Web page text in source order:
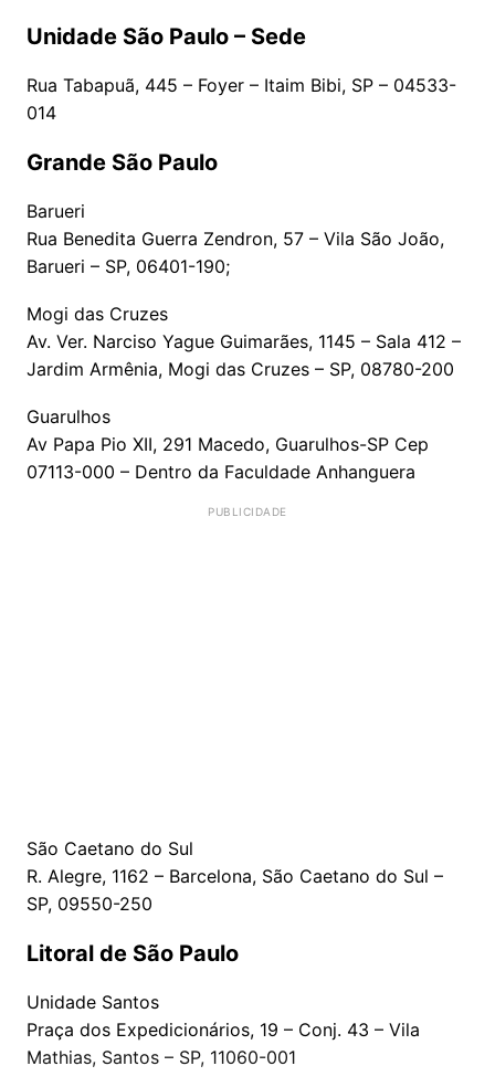
Unidade São Paulo – Sede
Rua Tabapuã, 445 – Foyer – Itaim Bibi, SP – 04533-
014
Grande São Paulo
Barueri
Rua Benedita Guerra Zendron, 57 – Vila São João,
Barueri – SP, 06401-190;
Mogi das Cruzes
Av. Ver. Narciso Yague Guimarães, 1145 – Sala 412 –
Jardim Armênia, Mogi das Cruzes – SP, 08780-200
Guarulhos
Av Papa Pio XII, 291 Macedo, Guarulhos-SP Cep
07113-000 – Dentro da Faculdade Anhanguera
São Caetano do Sul
R. Alegre, 1162 – Barcelona, São Caetano do Sul –
SP, 09550-250
Litoral de São Paulo
Unidade Santos
Praça dos Expedicionários, 19 – Conj. 43 – Vila
Mathias, Santos – SP, 11060-001